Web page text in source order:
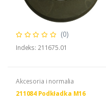
(0)
Indeks: 211675.01
Akcesoria i normalia
211084 Podkładka M16